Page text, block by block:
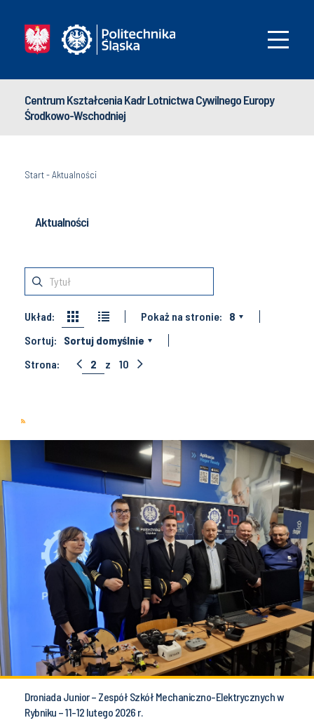
Centrum Kształcenia Kadr Lotnictwa Cywilnego Europy
Środkowo-Wschodniej
Start-Aktualności
Aktualności
Układ: Pokaż na stronie:
8
Sortuj:
Sortuj domyślnie
Strona:
2 z 10
Droniada Junior – Zespół Szkół Mechaniczno-Elektrycznych w
Rybniku – 11-12 lutego 2026 r.